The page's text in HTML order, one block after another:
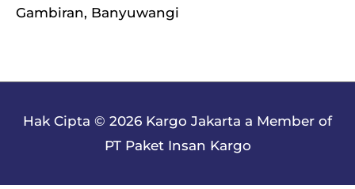
Gambiran, Banyuwangi
Hak Cipta © 2026 Kargo Jakarta a Member of
PT Paket Insan Kargo